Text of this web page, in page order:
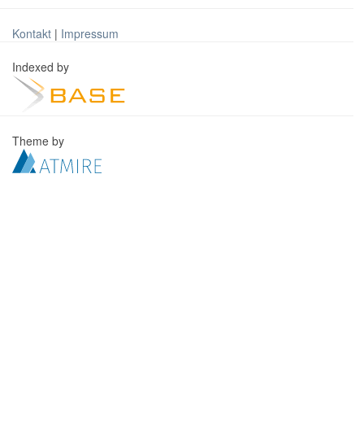
Kontakt | Impressum
Indexed by
Theme by